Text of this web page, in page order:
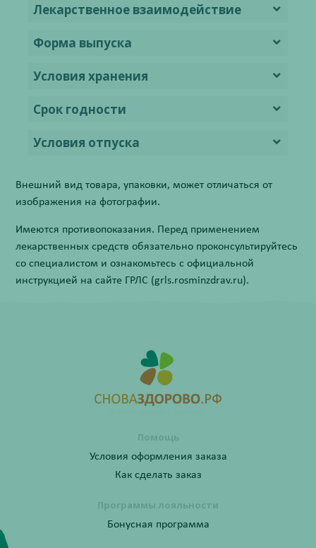
Лекарственное взаимодействие
Форма выпуска
Условия хранения
Срок годности
Условия отпуска
Внешний вид товара, упаковки, может отличаться от
изображения на фотографии.
Имеются противопоказания. Перед применением
лекарственных средств обязательно проконсультируйтесь
со специалистом и ознакомьтесь с официальной
инструкцией на сайте ГРЛС (grls.rosminzdrav.ru).
Помощь
Условия оформления заказа
Как сделать заказ
Программы лояльности
Бонусная программа